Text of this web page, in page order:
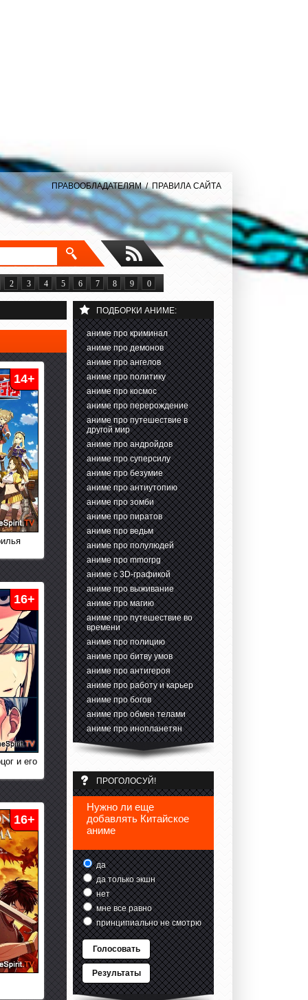
ПРАВООБЛАДАТЕЛЯМ/ПРАВИЛА САЙТА
2 3 4 5 6 7 8 9 0
14+
и его
16+
16+
ПОДБОРКИ АНИМЕ:
аниме про криминал
аниме про демонов
аниме про ангелов
аниме про политику
аниме про космос
аниме про перерождение
аниме про путешествие в
другой мир
аниме про андройдов
аниме про суперсилу
аниме про безумие
аниме про антиутопию
аниме про зомби
аниме про пиратов
аниме про ведьм
аниме про полулюдей
аниме про mmorpg
аниме с 3D-графикой
аниме про выживание
аниме про магию
аниме про путешествие во
времени
аниме про полицию
аниме про битву умов
аниме про антигероя
аниме про работу и карьер
аниме про богов
аниме про обмен телами
аниме про инопланетян
ПРОГОЛОСУЙ!
Нужно ли еще
добавлять Китайское
аниме
да
да только экшн
нет
мне все равно
принципиально не смотрю
Голосовать
Результаты